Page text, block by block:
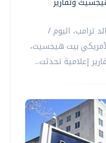
ترامب، اليوم /
بيت هيجسيث،
إعلامية تحدثت...